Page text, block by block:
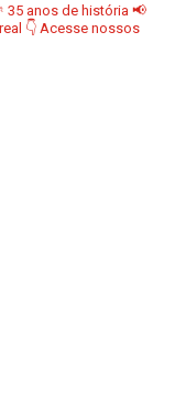
35 anos de história 📢
👇 Acesse nossos